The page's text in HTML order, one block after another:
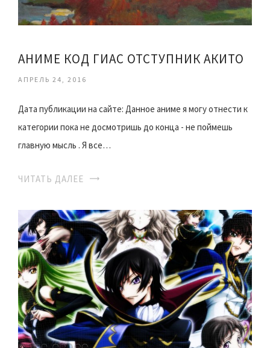
АНИМЕ КОД ГИАС ОТСТУПНИК АКИТО
АПРЕЛЬ 24, 2016
Дата публикации на сайте: Данное аниме я могу отнести к
категории пока не досмотришь до конца - не поймешь
главную мысль . Я все…
ЧИТАТЬ ДАЛЕЕ